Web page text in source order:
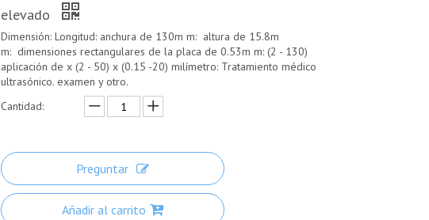
elevado
Dimensión: Longitud: anchura de 130m m: altura de 15.8m
m: dimensiones rectangulares de la placa de 0.53m m: (2 - 130)
aplicación de x (2 - 50) x (0.15 -20) milímetro: Tratamiento médico
ultrasónico. examen y otro.
Cantidad:
Preguntar
Añadir al carrito